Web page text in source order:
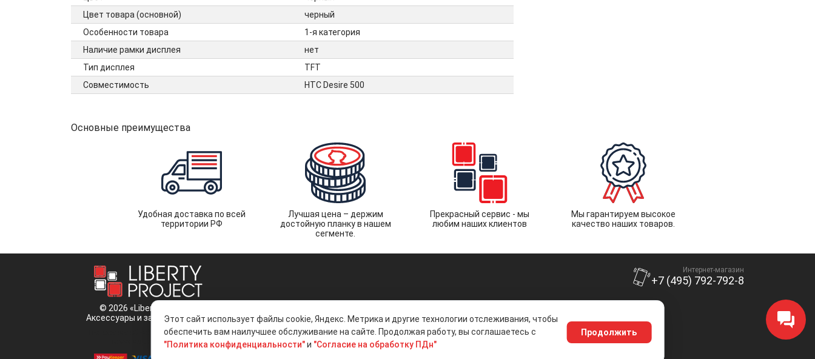
Цвет товара (основной)
черный
Особенности товара
1-я категория
Наличие рамки дисплея
нет
Тип дисплея
TFT
Совместимость
HTC Desire 500
Основные преимущества
Удобная доставка по всей
территории РФ
Лучшая цена – держим
достойную планку в нашем
сегменте.
Прекрасный сервис - мы
любим наших клиентов
Мы гарантируем высокое
качество наших товаров.
© 2026 «Liberty Project».
Аксессуары и запчасти оптом.
Положение об обработке и защите
персональных данных
Интернет-магазин
+7 (495) 792-792-8
Этот сайт использует файлы cookie, Яндекс. Метрика и другие технологии отслеживания, чтобы
обеспечить вам наилучшее обслуживание на сайте. Продолжая работу, вы соглашаетесь с
"Политика конфиденциальности"и "Согласие на обработку ПДн"